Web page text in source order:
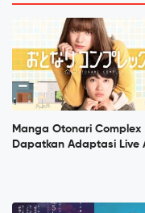
Manga Otonari Complex
Dapatkan Adaptasi Live